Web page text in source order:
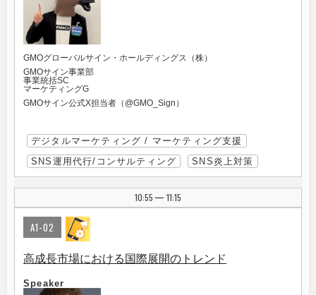
GMOグローバルサイン・ホールディングス（株）
GMOサイン事業部
事業統括SC
マーケティングG
GMOサイン公式X担当者（@GMO_Sign）
デジタルマーケティング / マーケティング支援
SNS運用代行/コンサルティング
SNS炎上対策
10:55 | 11:15
A1-02
高成長市場における国際展開のトレンド
Speaker